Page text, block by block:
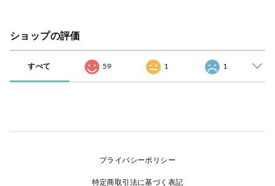
ショップの評価
すべて 59 1 1
プライバシーポリシー
特定商取引法に基づく表記